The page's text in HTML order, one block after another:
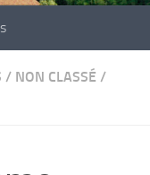
/ NON CLASSÉ /